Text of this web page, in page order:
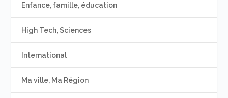
Enfance, famille, éducation
High Tech, Sciences
International
Ma ville, Ma Région